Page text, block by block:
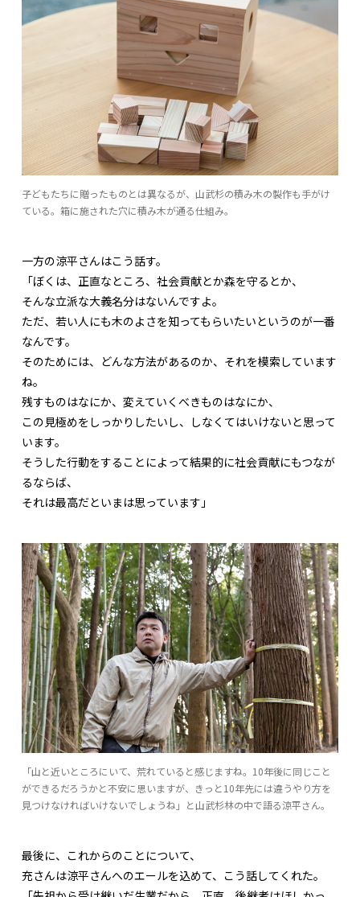
子どもたちに贈ったものとは異なるが、山武杉の積み木の製作も手がけ
ている。箱に施された穴に積み木が通る仕組み。
一方の涼平さんはこう話す。
「ぼくは、正直なところ、社会貢献とか森を守るとか、
そんな立派な大義名分はないんですよ。
ただ、若い人にも木のよさを知ってもらいたいというのが一番
なんです。
そのためには、どんな方法があるのか、それを模索しています
ね。
残すものはなにか、変えていくべきものはなにか、
この見極めをしっかりしたいし、しなくてはいけないと思って
います。
そうした行動をすることによって結果的に社会貢献にもつなが
るならば、
それは最高だといまは思っています」
「山と近いところにいて、荒れていると感じますね。10年後に同じこと
ができるだろうかと不安に思いますが、きっと10年先には違うやり方を
見つけなければいけないでしょうね」と山武杉林の中で語る涼平さん。
最後に、これからのことについて、
充さんは涼平さんへのエールを込めて、こう話してくれた。